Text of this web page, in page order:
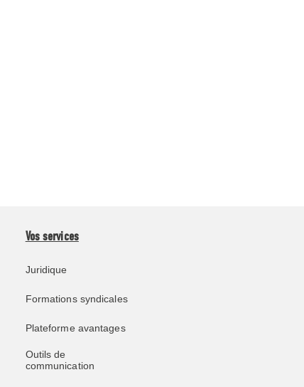
Vos services
Juridique
Formations syndicales
Plateforme avantages
Outils de
communication